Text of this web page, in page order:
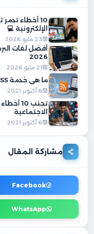
10 أخطاء
الإلكترونية 💻
23 مايو 2026
أفضل لغات
2026
21 مايو 2026
ما هي خدمة RSS
6 أكتوبر 2021
تجنب
الاجتماعية
6 أكتوبر 2021
مشاركة المقال
Facebook
WhatsApp